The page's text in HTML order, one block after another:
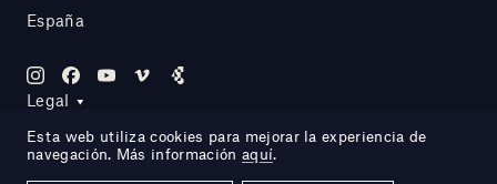
España
Legal
Esta web utiliza cookies para mejorar la experiencia de
navegación. Más información aquí.